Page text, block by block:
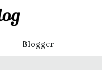
Blogger